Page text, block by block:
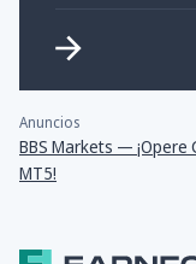
Anuncios
BBS Markets — ¡Opere
MT5!